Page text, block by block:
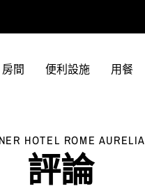
房間 便利設施 用餐
HOTEL ROME AURELIA
評論